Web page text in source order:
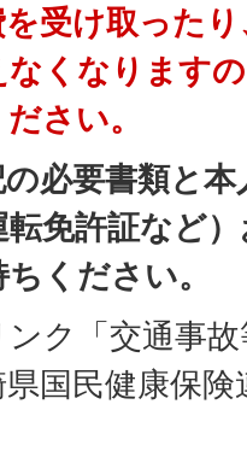
受け取った
くなります
さい。
必要書類と
免許証など
ください。
ク「交通事
県国民健康保